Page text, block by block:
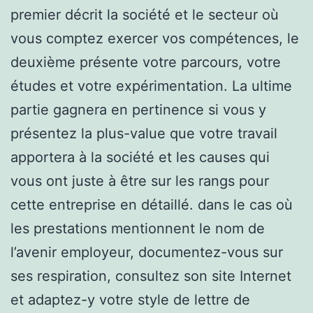
premier décrit la société et le secteur où
vous comptez exercer vos compétences, le
deuxième présente votre parcours, votre
études et votre expérimentation. La ultime
partie gagnera en pertinence si vous y
présentez la plus-value que votre travail
apportera à la société et les causes qui
vous ont juste à être sur les rangs pour
cette entreprise en détaillé. dans le cas où
les prestations mentionnent le nom de
l’avenir employeur, documentez-vous sur
ses respiration, consultez son site Internet
et adaptez-y votre style de lettre de